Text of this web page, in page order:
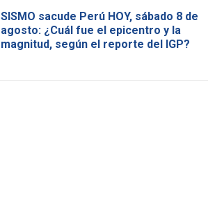
SISMO sacude Perú HOY, sábado 8 de
agosto: ¿Cuál fue el epicentro y la
magnitud, según el reporte del IGP?